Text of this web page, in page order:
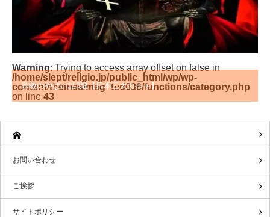
Warning: Trying to access array offset on false in
/home/slept/religio.jp/public_html/wp/wp-
content/themes/mag_tcd036/functions/category.php
on line 43
宗教のやばい話3選【日本三大カルト】
お問い合わせ
ご挨拶
サイトポリシー